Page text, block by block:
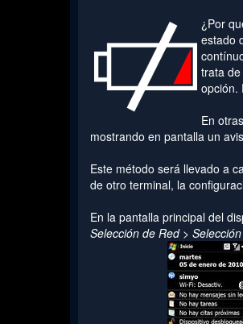
¿Por
estado
trata
opción.
En
mostrando en pantalla un
Este método será llevado a
de otro terminal, la
En la pantalla principal del
Selección de Red >